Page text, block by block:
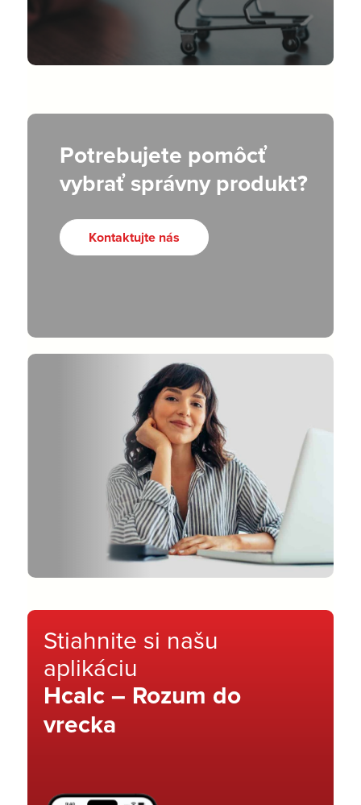
Potrebujete pomôcť
vybrať správny produkt?
Kontaktujte nás
Stiahnite si našu
aplikáciu
Hcalc – Rozum do
vrecka